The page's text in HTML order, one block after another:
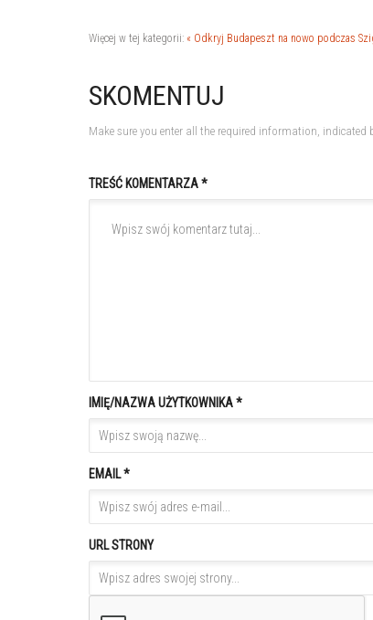
Więcej w tej kategorii: « Odkryj Budapeszt na nowo podczas
SKOMENTUJ
Make sure you enter all the required information, indicated
TREŚĆ KOMENTARZA *
IMIĘ/NAZWA UŻYTKOWNIKA *
EMAIL *
URL STRONY